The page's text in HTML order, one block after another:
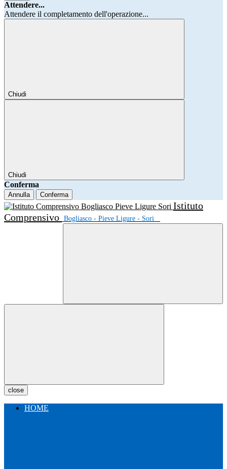
Attendere...
Attendere il completamento dell'operazione...
Chiudi
Chiudi
Conferma
Annulla Conferma
Istituto
Comprensivo Bogliasco - Pieve Ligure - Sori
close
HOME